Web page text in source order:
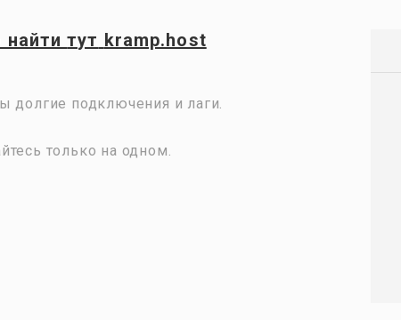
найтитут kramp.host
долгие подключения и лаги.
только на одном.